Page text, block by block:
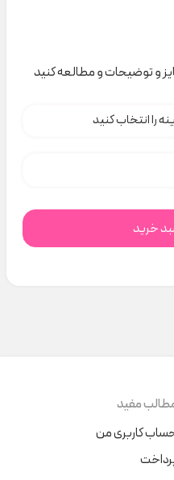
و توضیحات و مطالعه کنید
خرید
مفید
کاربری من